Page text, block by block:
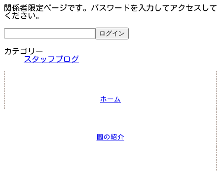
関係者限定ページです。パスワードを入力してアクセスして
ください。
カテゴリー
スタッフブログ
ホーム
園の紹介